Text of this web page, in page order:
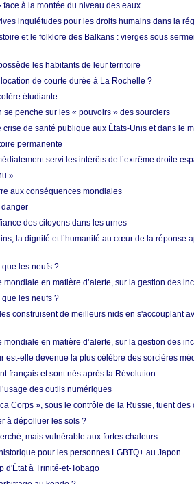
à la montée du niveau des eaux
inquiétudes pour les droits humains dans la
et le folklore des Balkans : vierges sous
les habitants de leur territoire
de courte durée à La Rochelle ?
étudiante
penche sur les « pouvoirs » des sourciers
crise de santé publique aux États-Unis et dans le
permanente
servi les intérêts de l’extrême droite
»
aux conséquences mondiales
des citoyens dans les urnes
la dignité et l’humanité au cœur de la réponse
les neufs ?
en matière d’alerte, sur la gestion des
les neufs ?
construisent de meilleurs nids en s'accouplant
en matière d’alerte, sur la gestion des
est-elle devenue la plus célèbre des sorcières
français et sont nés après la Révolution
des outils numériques
Corps », sous le contrôle de la Russie, tuent des
à dépolluer les sols ?
mais vulnérable aux fortes chaleurs
pour les personnes LGBTQ+ au Japon
d'État à Trinité-et-Tobago